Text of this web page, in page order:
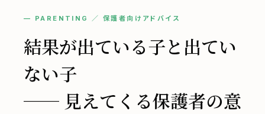
— PARENTING ／ 保護者向けアドバイス
結果が出ている子と出てい
ない子
── 見えてくる保護者の意